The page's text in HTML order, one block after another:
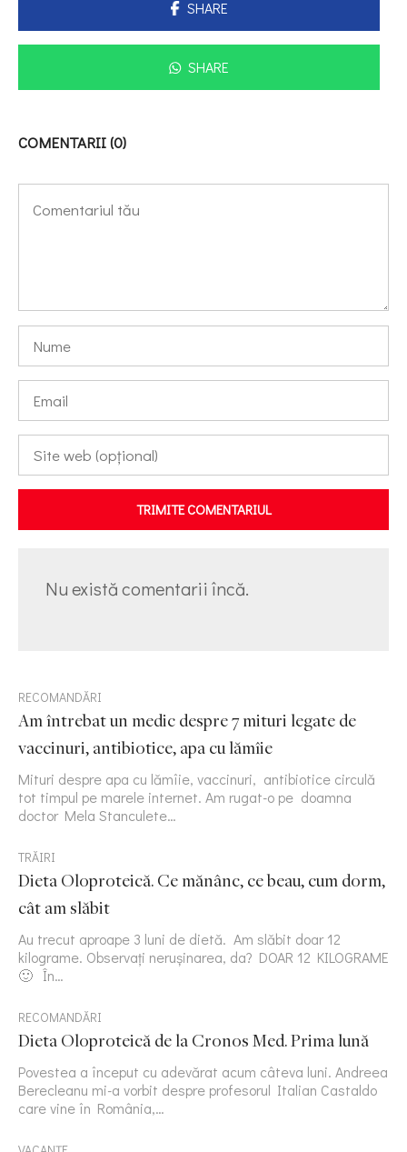
SHARE
SHARE
COMENTARII (0)
TRIMITE COMENTARIUL
Nu există comentarii încă.
RECOMANDĂRI
Am întrebat un medic despre 7 mituri legate de
vaccinuri, antibiotice, apa cu lămîie
Mituri despre apa cu lămîie, vaccinuri, antibiotice circulă
tot timpul pe marele internet. Am rugat-o pe doamna
doctor Mela Stanculete…
TRĂIRI
Dieta Oloproteică. Ce mănânc, ce beau, cum dorm,
cât am slăbit
Au trecut aproape 3 luni de dietă. Am slăbit doar 12
kilograme. Observați nerușinarea, da? DOAR 12 KILOGRAME
🙂 În…
RECOMANDĂRI
Dieta Oloproteică de la Cronos Med. Prima lună
Povestea a început cu adevărat acum câteva luni. Andreea
Berecleanu mi-a vorbit despre profesorul Italian Castaldo
care vine în România,…